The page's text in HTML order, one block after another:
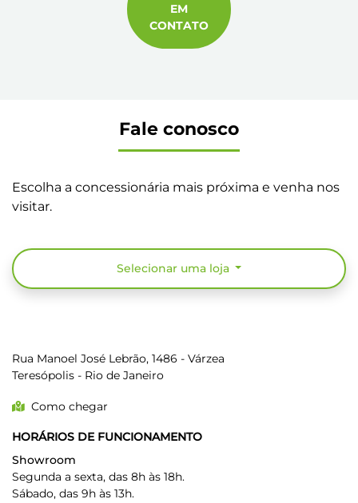
EM
CONTATO
Fale conosco
Escolha a concessionária mais próxima e venha nos
visitar.
Selecionar uma loja
Rua Manoel José Lebrão, 1486 - Várzea
Teresópolis - Rio de Janeiro
Como chegar
HORÁRIOS DE FUNCIONAMENTO
Showroom
Segunda a sexta, das 8h às 18h.
Sábado, das 9h às 13h.